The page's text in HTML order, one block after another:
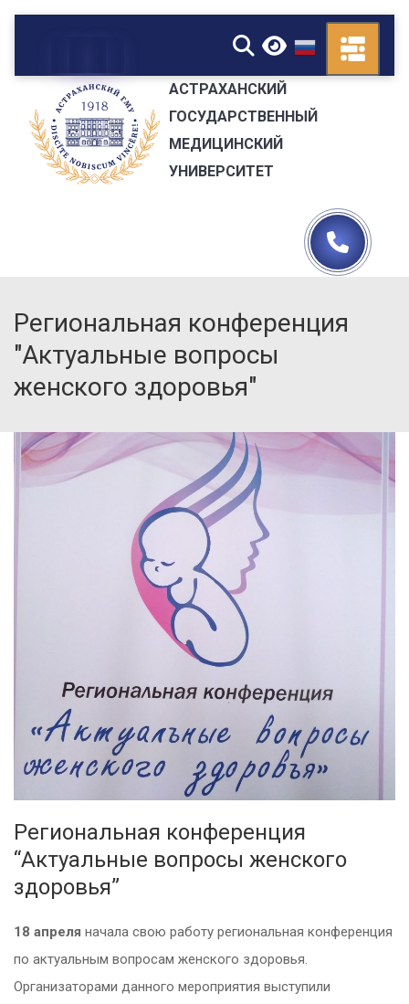
▼
АСТРАХАНСКИЙ
ГОСУДАРСТВЕННЫЙ
МЕДИЦИНСКИЙ
УНИВЕРСИТЕТ
Региональная конференция
"Актуальные вопросы
женского здоровья"
Региональная конференция
“Актуальные вопросы женского
здоровья”
18 апреля начала свою работу региональная конференция
по актуальным вопросам женского здоровья.
Организаторами данного мероприятия выступили